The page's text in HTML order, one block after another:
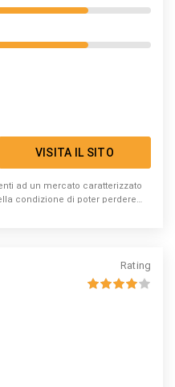
VISITA IL SITO
ad un mercato caratterizzato
condizione di poter perdere
Rating